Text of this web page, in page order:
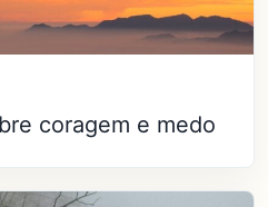
coragem e medo